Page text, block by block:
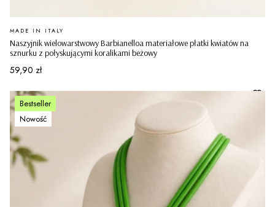
Naszyjnik wielowarstwowy Barbianelloa materiałowe płatki kwiatów na
sznurku z połyskującymi koralikami beżowy
PRODUCENT
MADE IN ITALY
Cena
59,90 zł
Bestseller
Nowość